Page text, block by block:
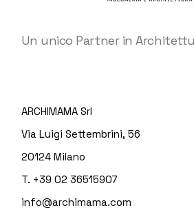
Un unico Partner in
ARCHIMAMA Srl
Via Luigi Settembrini, 56
20124 Milano
T. +39 02 36515907
info@archimama.com